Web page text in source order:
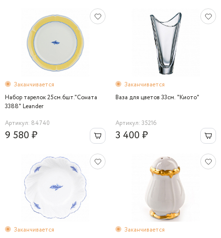
Заканчивается
Набор тарелок 25см.6шт."Соната
3388" Leander
Артикул: 84740
9 580 ₽
Заканчивается
Ваза для цветов 33см. "Киото"
Артикул: 35216
3 400 ₽
Заканчивается
Заканчивается